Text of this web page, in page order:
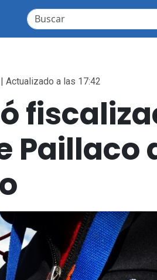
Actualizado a las 17:42